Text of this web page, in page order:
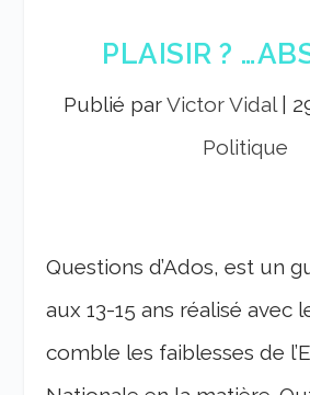
PLAISIR ?
Publié parVictor Vidal|
Politique
Questions d’Ados, est un
aux 13-15 ans réalisé avec
comble les faiblesses de